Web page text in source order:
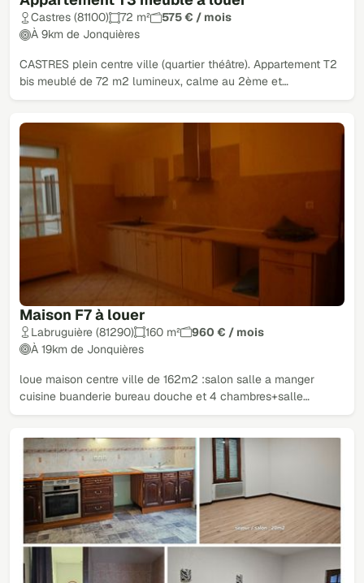
Castres (81100) 72 m²
575 € / mois
À 9km de Jonquières
CASTRES plein centre ville (quartier théâtre). Appartement T2
bis meublé de 72 m2 lumineux, calme au 2ème et…
Maison F7 à louer
Labruguière (81290) 160 m²
960 € / mois
À 19km de Jonquières
loue maison centre ville de 162m2 :salon salle a manger
cuisine buanderie bureau douche et 4 chambres+salle…